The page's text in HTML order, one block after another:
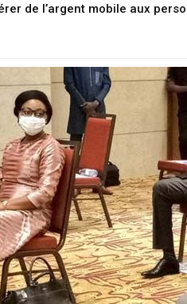
de l’argent mobile aux